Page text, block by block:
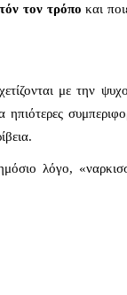
τον τρόπο και
με την
ηπιότερες
λόγο,